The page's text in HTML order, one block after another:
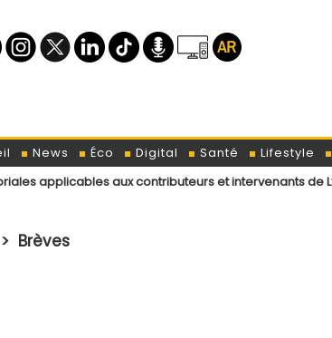
News Éco Digital Santé Lifestyle
aux contributeurs et intervenants de L’ODJ Média
> Brèves